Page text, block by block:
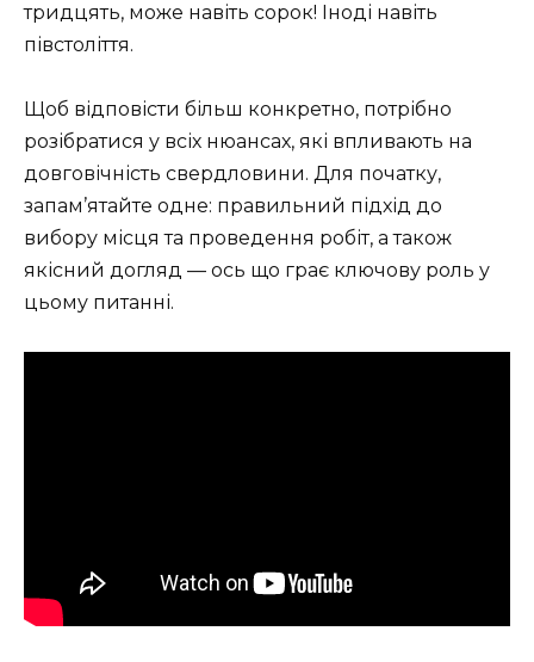
тридцять, може навіть сорок! Іноді навіть
півстоліття.
Щоб відповісти більш конкретно, потрібно
розібратися у всіх нюансах, які впливають на
довговічність свердловини. Для початку,
запам’ятайте одне: правильний підхід до
вибору місця та проведення робіт, а також
якісний догляд — ось що грає ключову роль у
цьому питанні.